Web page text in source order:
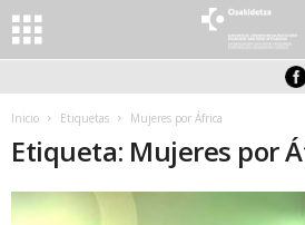
Inicio Etiquetas Mujeres por África
Etiqueta: Mujeres por